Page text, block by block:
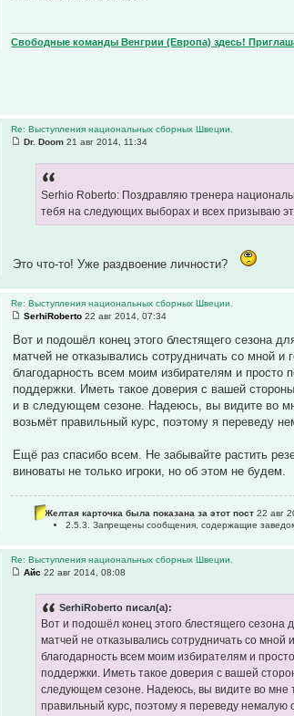
Свободные команды Венгрии (Европа) здесь!
Re: Выступления национальных сборных Швеции.
Dr. Doom 21 авг 2014, 11:34
Serhio Roberto: Поздравляю тренера
тебя на следующих выборах и всех призываю
Это что-то! Уже раздвоение личности?
Re: Выступления национальных сборных Швеции.
SerhiRoberto 22 авг 2014, 07:34
Вот и подошёл конец этого блестящего сезона
матчей не отказывались сотрудничать со мной
благодарность всем моим избирателям и
поддержки. Иметь такое доверия с вашей
и в следующем сезоне. Надеюсь, вы видите во
возьмёт правильный курс, поэтому я переведу
Ещё раз спасибо всем. Не забывайте растить
виноваты не только игроки, но об этом не будем.
Желтая карточка была показана за этот пост22 авг
2.5.3. Запрещены сообщения, содержащие
Re: Выступления национальных сборных Швеции.
Айс 22 авг 2014, 08:08
SerhiRoberto писал(а):
Вот и подошёл конец этого блестящего
матчей не отказывались сотрудничать со
благодарность всем моим избирателям и
поддержки. Иметь такое доверия с вашей
следующем сезоне. Надеюсь, вы видите во мне
правильный курс, поэтому я переведу немалую